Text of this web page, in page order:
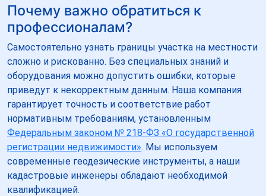
Почему важно обратиться к
профессионалам?
Самостоятельно узнать границы участка на местности
сложно и рискованно. Без специальных знаний и
оборудования можно допустить ошибки, которые
приведут к некорректным данным. Наша компания
гарантирует точность и соответствие работ
нормативным требованиям, установленным
Федеральным законом № 218-ФЗ «О государственной
регистрации недвижимости». Мы используем
современные геодезические инструменты, а наши
кадастровые инженеры обладают необходимой
квалификацией.